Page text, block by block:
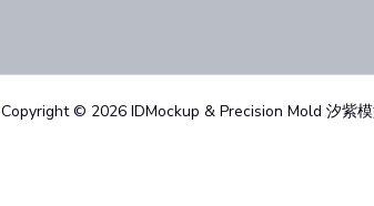
Copyright © 2026 IDMockup & Precision Mold 汐紫